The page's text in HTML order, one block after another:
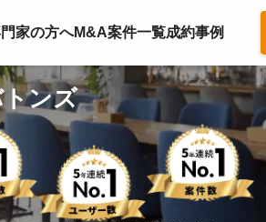
家の方へM&A案件一覧成約事例
ンズ